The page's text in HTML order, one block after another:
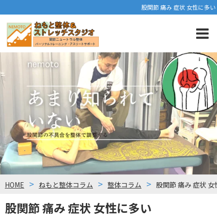
股関節 痛み 症状 女性に多い
股関節 痛み 症状 女性に多い
HOME ねもと整体コラム 整体コラム 股関節 痛み 症状